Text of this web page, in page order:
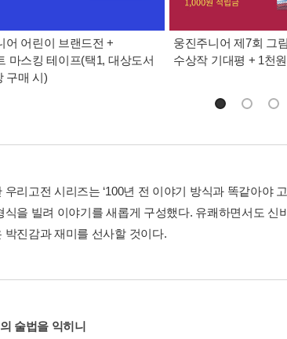
어 어린이 브랜드전 +
마스킹 테이프(택1, 대상도서
구매 시)
웅진주니어 제7회 그
수상작 기대평 + 1천
우리고전 시리즈는 ‘100년 전 이야기 방식과 똑같아야
식을 빌려 이야기를 새롭게 구성했다. 유쾌하면서도
박진감과 재미를 선사할 것이다.
술법을 익히니